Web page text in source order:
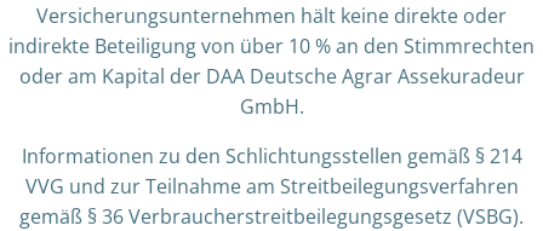
Versicherungsunternehmen hält keine direkte oder
indirekte Beteiligung von über 10 % an den Stimmrechten
oder am Kapital der DAA Deutsche Agrar Assekuradeur
GmbH.
Informationen zu den Schlichtungsstellen gemäß § 214
VVG und zur Teilnahme am Streitbeilegungsverfahren
gemäß § 36 Verbraucherstreitbeilegungsgesetz (VSBG).